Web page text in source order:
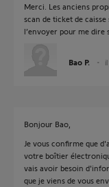
Merci. Les anciens
scan de ticket de
l’envoyer pour me dire
Bao P.
Bonjour Bao,
Je vous confirme que
votre boîtier
vais avoir besoin
que je viens de vous